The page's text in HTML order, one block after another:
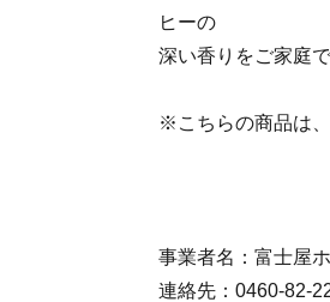
ヒーの
深い香りをご家庭
※こちらの商品は
事業者名：富士屋
連絡先：0460-82-